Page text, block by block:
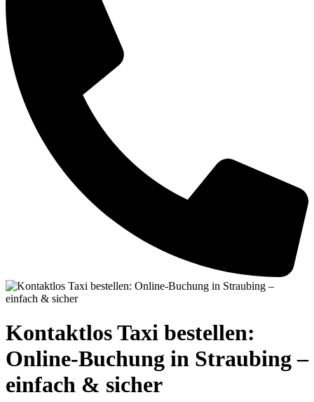
Kontaktlos Taxi bestellen:
Online-Buchung in Straubing –
einfach & sicher